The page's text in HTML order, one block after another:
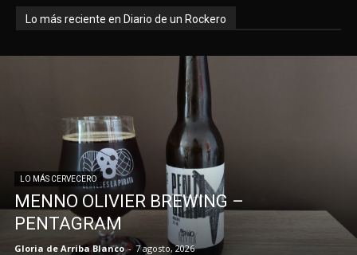
Lo más reciente en Diario de un Rockero
LO MÁS CERVECERO
MENNO OLIVIER BREWING –
PENTAGRAM
Gloria de Arriba Blanco - 7 agosto, 2026